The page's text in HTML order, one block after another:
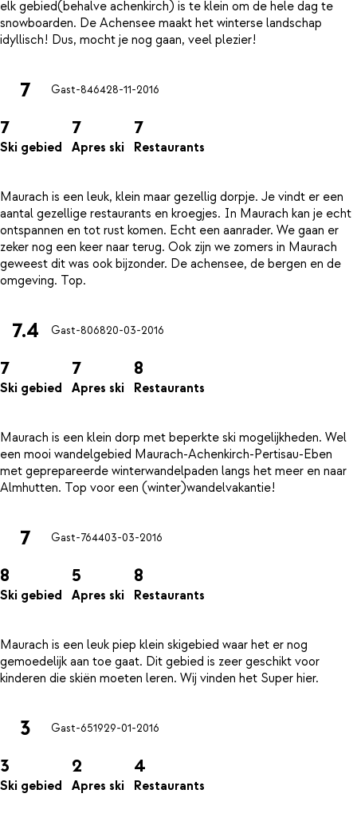
elk gebied(behalve achenkirch) is te klein om de hele dag te
snowboarden. De Achensee maakt het winterse landschap
7 Gast-846428-11-2016
7
Ski gebied
7
Apres ski
7
Restaurants
Maurach is een leuk, klein maar gezellig dorpje. Je vindt er een
aantal gezellige restaurants en kroegjes. In Maurach kan je echt
ontspannen en tot rust komen. Echt een aanrader. We gaan er
zeker nog een keer naar terug. Ook zijn we zomers in Maurach
geweest dit was ook bijzonder. De achensee, de bergen en de
7.4 Gast-806820-03-2016
7
Ski gebied
7
Apres ski
8
Restaurants
Maurach is een klein dorp met beperkte ski mogelijkheden. Wel
een mooi wandelgebied Maurach-Achenkirch-Pertisau-Eben
met geprepareerde winterwandelpaden langs het meer en naar
7 Gast-764403-03-2016
8
Ski gebied
5
Apres ski
8
Restaurants
Maurach is een leuk piep klein skigebied waar het er nog
gemoedelijk aan toe gaat. Dit gebied is zeer geschikt voor
3 Gast-651929-01-2016
3
Ski gebied
2
Apres ski
4
Restaurants